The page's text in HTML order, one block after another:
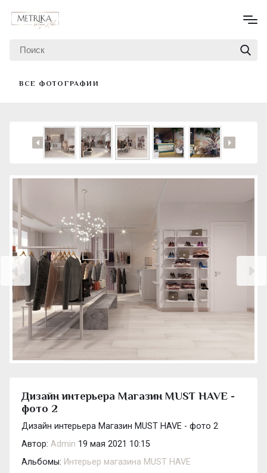
ВСЕ ФОТОГРАФИИ
Дизайн интерьера Магазин MUST HAVE -
фото 2
Дизайн интерьера Магазин MUST HAVE - фото 2
Автор: Admin 19 мая 2021 10:15
Альбомы: Интерьер магазина MUST HAVE